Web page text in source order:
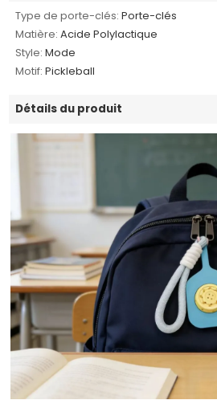
Type de porte-clés: Porte-clés
Matière: Acide Polylactique
Style: Mode
Motif: Pickleball
Détails du produit